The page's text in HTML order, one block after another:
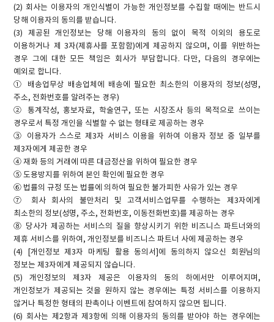
(2) 회사는 이용자의 개인식별이 가능한 개인정보를 수집할 때에는 반드시
당해 이용자의 동의를 받습니다.
(3) 제공된 개인정보는 당해 이용자의 동의 없이 목적 이외의 용도로
이용하거나 제 3자(제휴사를 포함함)에게 제공하지 않으며, 이를 위반하는
경우 그에 대한 모든 책임은 회사가 부담합니다. 다만, 다음의 경우에는
예외로 합니다.
① 배송업무상 배송업체에 배송에 필요한 최소한의 이용자의 정보(성명,
주소, 전화번호를 알려주는 경우)
② 통계작성, 홍보자료, 학술연구, 또는 시장조사 등의 목적으로 쓰이는
경우로서 특정 개인을 식별할 수 없는 형태로 제공하는 경우
③ 이용자가 스스로 제3자 서비스 이용을 위하여 이용자 정보 중 일부를
제3자에게 제공한 경우
④ 재화 등의 거래에 따른 대금정산을 위하여 필요한 경우
⑤ 도용방지를 위하여 본인 확인에 필요한 경우
⑥ 법률의 규정 또는 법률에 의하여 필요한 불가피한 사유가 있는 경우
⑦ 회사 회사의 불만처리 및 고객서비스업무를 수행하는 제3자에게
최소한의 정보(성명, 주소, 전화번호, 이동전화번호)를 제공하는 경우
⑧ 당사가 제공하는 서비스의 질을 향상시키기 위한 비즈니스 파트너와의
제휴 서비스를 위하여, 개인정보를 비즈니스 파트너 사에 제공하는 경우
(4) [개인정보 제3자 마케팅 활용 동의서]에 동의하지 않으신 회원님의
정보는 제3자에게 제공되지 않습니다.
(5) 개인정보의 제3자 제공은 이용자의 동의 하에서만 이루어지며,
개인정보가 제공되는 것을 원하지 않는 경우에는 특정 서비스를 이용하지
않거나 특정한 형태의 판촉이나 이벤트에 참여하지 않으면 됩니다.
(6) 회사는 제2항과 제3항에 의해 이용자의 동의를 받아야 하는 경우에는